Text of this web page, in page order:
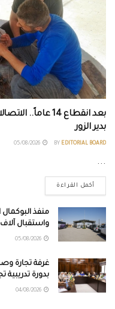
بعد انقطاع 14
بدير الزور
BY EDITORIAL BOARD
...
أكمل القراءة
منفذ
واستقبال
غرفة تجارة
بدورة تدريبية